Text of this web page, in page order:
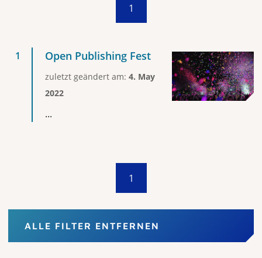
1
Open Publishing Fest
zuletzt geändert am: 4. May
2022
...
1
ALLE FILTER ENTFERNEN